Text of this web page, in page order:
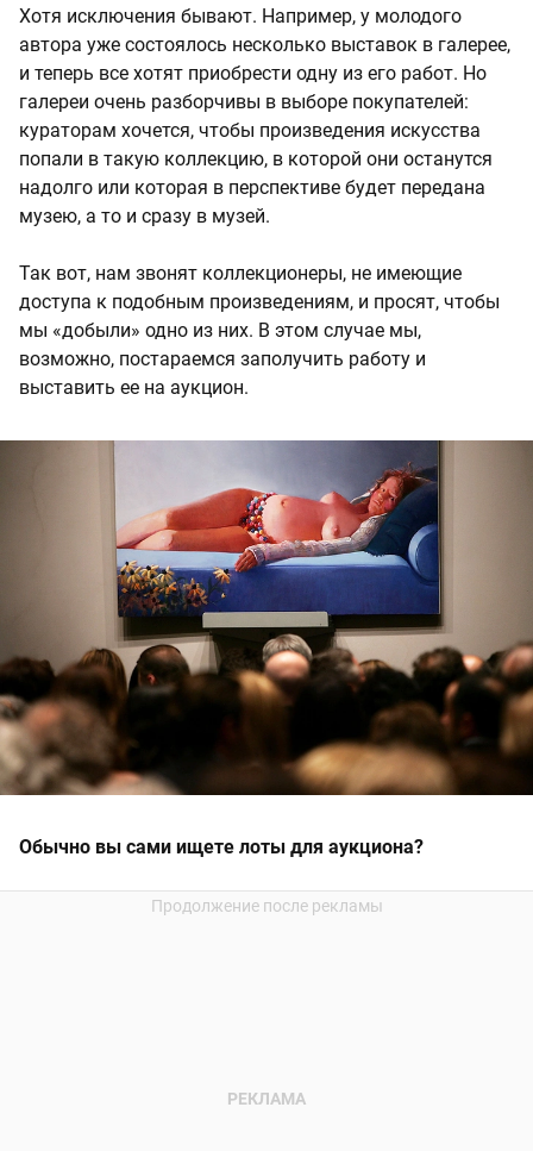
Хотя исключения бывают. Например, у молодого
автора уже состоялось несколько выставок в галерее,
и теперь все хотят приобрести одну из его работ. Но
галереи очень разборчивы в выборе покупателей:
кураторам хочется, чтобы произведения искусства
попали в такую коллекцию, в которой они останутся
надолго или которая в перспективе будет передана
музею, а то и сразу в музей.
Так вот, нам звонят коллекционеры, не имеющие
доступа к подобным произведениям, и просят, чтобы
мы «добыли» одно из них. В этом случае мы,
возможно, постараемся заполучить работу и
выставить ее на аукцион.
Обычно вы сами ищете лоты для аукциона?